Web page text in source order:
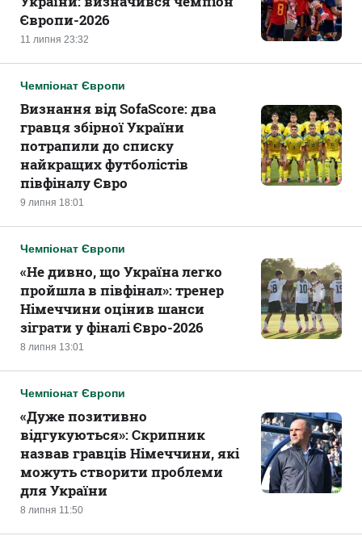
11 липня 23:32
Європи-2026
Чемпіонат Європи
9 липня 18:01
Визнання від SofaScore: два
гравця збірної України
потрапили до списку
найкращих футболістів
півфіналу Євро
Чемпіонат Європи
8 липня 13:01
«Не дивно, що Україна легко
пройшла в півфінал»: тренер
Німеччини оцінив шанси
зіграти у фіналі Євро-2026
Чемпіонат Європи
8 липня 11:50
«Дуже позитивно
відгукуються»: Скрипник
назвав гравців Німеччини, які
можуть створити проблеми
для України